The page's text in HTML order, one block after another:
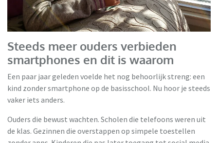
Steeds meer ouders verbieden
smartphones en dit is waarom
Een paar jaar geleden voelde het nog behoorlijk streng: een
kind zonder smartphone op de basisschool. Nu hoor je steeds
vaker iets anders.
Ouders die bewust wachten. Scholen die telefoons weren uit
de klas. Gezinnen die overstappen op simpele toestellen